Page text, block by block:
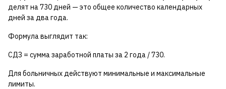
делят на 730 дней — это общее количество календарных
дней за два года.
Формула выглядит так:
СДЗ = сумма заработной платы за 2 года / 730.
Для больничных действуют минимальные и максимальные
лимиты.